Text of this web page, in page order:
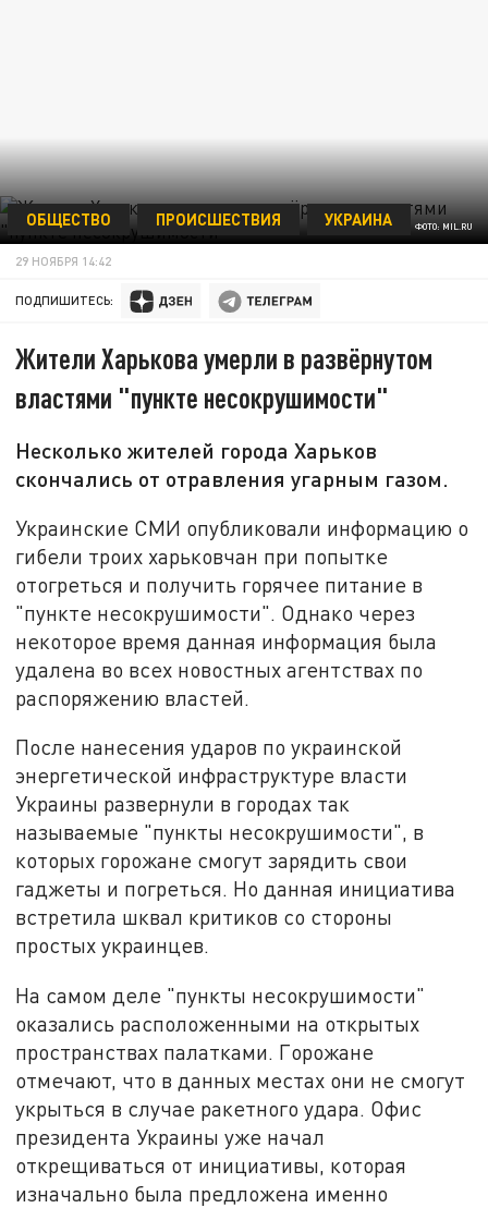
ФОТО: MIL.RU
ОБЩЕСТВО ПРОИСШЕСТВИЯ УКРАИНА
29 НОЯБРЯ 14:42
ПОДПИШИТЕСЬ:
Жители Харькова умерли в развёрнутом
властями "пункте несокрушимости"
Несколько жителей города Харьков
скончались от отравления угарным газом.
Украинские СМИ опубликовали информацию о
гибели троих харьковчан при попытке
отогреться и получить горячее питание в
"пункте несокрушимости". Однако через
некоторое время данная информация была
удалена во всех новостных агентствах по
распоряжению властей.
После нанесения ударов по украинской
энергетической инфраструктуре власти
Украины развернули в городах так
называемые "пункты несокрушимости", в
которых горожане смогут зарядить свои
гаджеты и погреться. Но данная инициатива
встретила шквал критиков со стороны
простых украинцев.
На самом деле "пункты несокрушимости"
оказались расположенными на открытых
пространствах палатками. Горожане
отмечают, что в данных местах они не смогут
укрыться в случае ракетного удара. Офис
президента Украины уже начал
открещиваться от инициативы, которая
изначально была предложена именно